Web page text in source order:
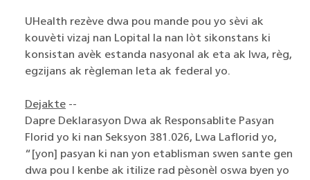
UHealth rezève dwa pou mande pou yo sèvi ak
kouvèti vizaj nan Lopital la nan lòt sikonstans ki
konsistan avèk estanda nasyonal ak eta ak lwa, règ,
egzijans ak règleman leta ak federal yo.
Dejakte --
Dapre Deklarasyon Dwa ak Responsablite Pasyan
Florid yo ki nan Seksyon 381.026, Lwa Laflorid yo,
“[yon] pasyan ki nan yon etablisman swen sante gen
dwa pou l kenbe ak itilize rad pèsonèl oswa byen yo